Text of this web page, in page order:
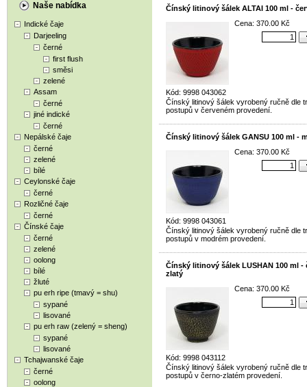
Naše nabídka
Indické čaje
Darjeeling
černé
first flush
směsi
zelené
Assam
černé
jiné indické
černé
Nepálské čaje
černé
zelené
bílé
Ceylonské čaje
černé
Rozličné čaje
černé
Čínské čaje
černé
zelené
oolong
bílé
žluté
pu erh ripe (tmavý = shu)
sypané
lisované
pu erh raw (zelený = sheng)
sypané
lisované
Tchajwanské čaje
černé
oolong
Čínský litinový šálek ALTAI 100 ml -
Kód: 9998 043062
Cena: 370.00 Kč
Čínský litinový šálek vyrobený ručně dle
postupů v červeném provedení.
Čínský litinový šálek GANSU 100 ml -
Kód: 9998 043061
Cena: 370.00 Kč
Čínský litinový šálek vyrobený ručně dle
postupů v modrém provedení.
Čínský litinový šálek LUSHAN 100 ml -
zlatý
Kód: 9998 043112
Cena: 370.00 Kč
Čínský litinový šálek vyrobený ručně dle
postupů v černo-zlatém provedení.